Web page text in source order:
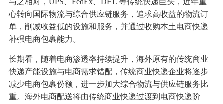
与之相对，UPS、FedEx、DHL 等传统快递巨头，近年重
心转向国际物流与综合供应链服务，追求高收益的物流订
单，削减收益低的设施和服务，并通过收购本土电商快递
补强电商包裹能力。
长期看，随着电商渗透率持续提升，海外原有的传统商业
快递产能设施与电商需求错配，传统商业快递企业将逐步
减少电商包裹份额，进一步加大综合物流与供应链服务比
重。海外电商配送将由传统商业快递过渡到电商快递阶